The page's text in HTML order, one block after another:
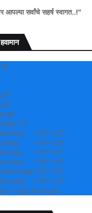
सहर्ष स्वागत..!"
हवामान
28
29°
23°
07
+29°+22°
+30°+22°
+29°+21°
+29°+22°
+29°+22°
+29°+22°
7-Day Forecast